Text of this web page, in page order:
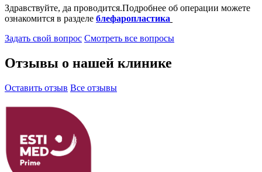
Здравствуйте, да проводится.Подробнее об операции можете
ознакомится в разделе блефаропластика
Задать свой вопрос Смотреть все вопросы
Отзывы о нашей клинике
Оставить отзыв Все отзывы